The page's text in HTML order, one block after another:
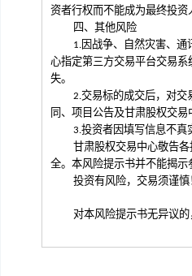
资者行权而不能成为最终投资
四、其他风险
1.因战争、自然灾害、 通
心指定第三方交易平台交易系
失。
2.交易标的成交后，对交
同 、 项目公告及甘肃股权交易
3.投资者因填写信息不真
甘肃股权交易中心敬告各
全。本风险提示书并不能揭示
投资有风险，交易须谨慎
对本风险提示书无异议的